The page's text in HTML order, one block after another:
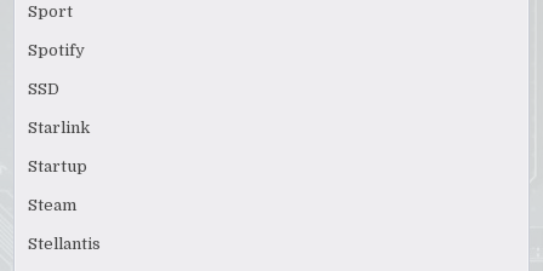
Sport
Spotify
SSD
Starlink
Startup
Steam
Stellantis